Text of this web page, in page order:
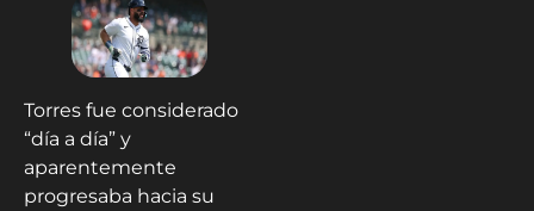
Torres fue considerado
“día a día” y
aparentemente
progresaba hacia su